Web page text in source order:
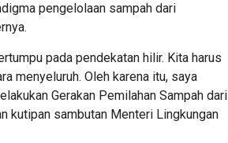
pengelolaan sampah dari
pada pendekatan hilir. Kita harus
menyeluruh. Oleh karena itu, saya
Gerakan Pemilahan Sampah dari
kutipan sambutan Menteri Lingkungan